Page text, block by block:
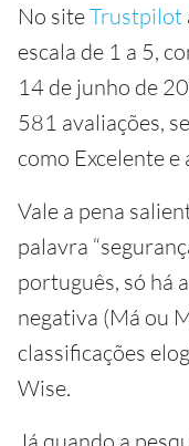
No siteTrustpilot
escala de 1 a 5,
14 de junho de
581 avaliações,
como Excelente
Vale a pena
palavra
português, só há
negativa (Má ou
classificações
Wise.